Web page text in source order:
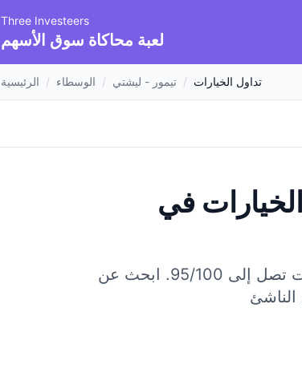
Three Investeers
لعبة محاكاة سوق الأسهم
الرئيسية / الوسطاء / تيمور - ليشتي / تداول الخيارات
في
95/100.
ابحث عن